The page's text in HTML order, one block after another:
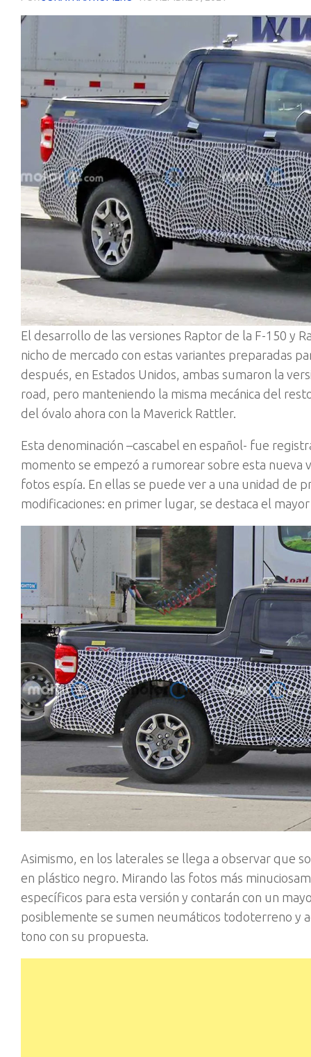
El desarrollo de las versiones Raptor de la F-150 y
nicho de mercado con estas variantes preparadas
después, en Estados Unidos, ambas sumaron la
road, pero manteniendo la misma mecánica del
del óvalo ahora con la Maverick Rattler.
Esta denominación –cascabel en español- fue
momento se empezó a rumorear sobre esta nueva
fotos espía. En ellas se puede ver a una unidad de
modificaciones: en primer lugar, se destaca el
Asimismo, en los laterales se llega a observar que
en plástico negro. Mirando las fotos más
específicos para esta versión y contarán con un
posiblemente se sumen neumáticos todoterreno y
tono con su propuesta.